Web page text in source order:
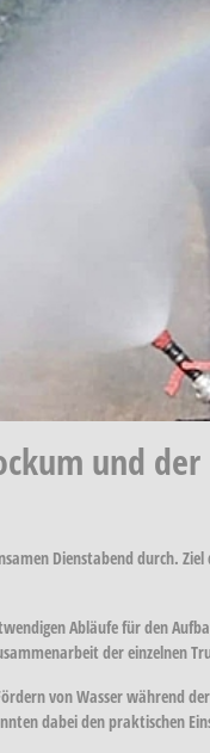
und
Dienstabend durch.
Abläufe für den
der einzelnen
von Wasser während
dabei den praktischen